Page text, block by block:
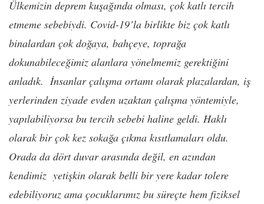
Ülkemizin deprem kuşağında olması, çok katlı tercih
etmeme sebebiydi. Covid-19’la birlikte biz çok katlı
binalardan çok doğaya, bahçeye, toprağa
dokunabileceğimiz alanlara yönelmemiz gerektiğini
anladık. İnsanlar çalışma ortamı olarak plazalardan, iş
yerlerinden ziyade evden uzaktan çalışma yöntemiyle,
yapılabiliyorsa bu tercih sebebi haline geldi. Haklı
olarak bir çok kez sokağa çıkma kısıtlamaları oldu.
Orada da dört duvar arasında değil, en azından
kendimiz yetişkin olarak belli bir yere kadar tolere
edebiliyoruz ama çocuklarımız bu süreçte hem fiziksel